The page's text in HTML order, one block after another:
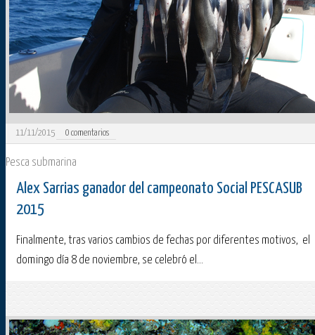
11/11/2015 0 comentarios
Pesca submarina
Alex Sarrias ganador del campeonato Social PESCASUB
2015
Finalmente, tras varios cambios de fechas por diferentes motivos, el
domingo día 8 de noviembre, se celebró el...